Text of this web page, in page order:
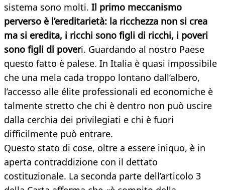
sistema sono molti. Il primo meccanismo
perverso è l’ereditarietà: la ricchezza non si crea
ma si eredita, i ricchi sono figli di ricchi, i poveri
sono figli di poveri. Guardando al nostro Paese
questo fatto è palese. In Italia è quasi impossibile
che una mela cada troppo lontano dall’albero,
l’accesso alle élite professionali ed economiche è
talmente stretto che chi è dentro non può uscire
dalla cerchia dei privilegiati e chi è fuori
difficilmente può entrare.
Questo stato di cose, oltre a essere iniquo, è in
aperta contraddizione con il dettato
costituzionale. La seconda parte dell’articolo 3